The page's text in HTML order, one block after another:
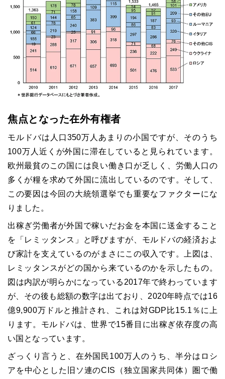
焦点となった在外有権者
モルドバは人口350万人あまりの小国ですが、そのうち
100万人近くが外国に滞在していると見られています。
欧州最貧のこの国には良い働き口が乏しく、労働人口の
多くが糧を求めて外国に流出しているのです。そして、
この要因は今回の大統領選挙でも重要なファクターにな
りました。
出稼ぎ労働者が外国で稼いだお金を本国に送金すること
を「レミッタンス」と呼びますが、モルドバの経済およ
び家計を支えているのがまさにこの収入です。上図は、
レミッタンスがどの国から来ているのかを示したもの。
図は内訳が明らかになっている 2017年で終わっています
が、その後も総額の数字は出ており、 2020年時点では16
億9,900万ドルと推計され、これは対GDP 比15.1 ％に上
ります。モルドバは、世界で15番目に出稼ぎ依存度の高
い国となっています。
ざっくり言うと、在外国民100万人のうち、半分はロシ
アを中心とした旧ソ連のCIS （独立国家共同体）圏で働